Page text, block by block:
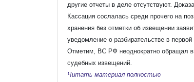
другие отчеты в деле отсутствуют.
Кассация сослалась среди прочего на
хранения без отметки об извещении
уведомление о разбирательстве в
Отметим, ВС РФ неоднократно обращал
судебных извещений.
Читать материал полностью